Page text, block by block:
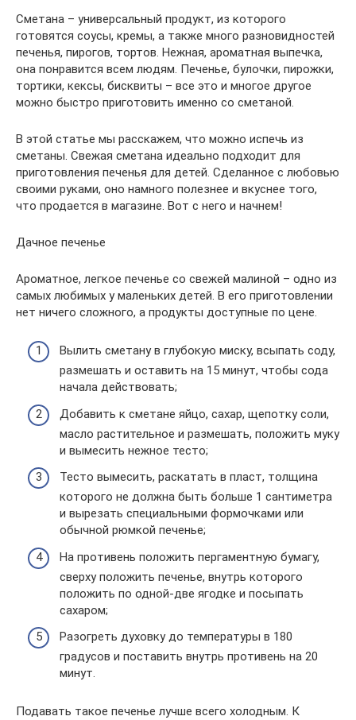
Сметана – универсальный продукт, из которого
готовятся соусы, кремы, а также много разновидностей
печенья, пирогов, тортов. Нежная, ароматная выпечка,
она понравится всем людям. Печенье, булочки, пирожки,
тортики, кексы, бисквиты – все это и многое другое
можно быстро приготовить именно со сметаной.
В этой статье мы расскажем, что можно испечь из
сметаны. Свежая сметана идеально подходит для
приготовления печенья для детей. Сделанное с любовью
своими руками, оно намного полезнее и вкуснее того,
что продается в магазине. Вот с него и начнем!
Дачное печенье
Ароматное, легкое печенье со свежей малиной – одно из
самых любимых у маленьких детей. В его приготовлении
нет ничего сложного, а продукты доступные по цене.
Вылить сметану в глубокую миску, всыпать соду,
размешать и оставить на 15 минут, чтобы сода
начала действовать;
Добавить к сметане яйцо, сахар, щепотку соли,
масло растительное и размешать, положить муку
и вымесить нежное тесто;
Тесто вымесить, раскатать в пласт, толщина
которого не должна быть больше 1 сантиметра
и вырезать специальными формочками или
обычной рюмкой печенье;
На противень положить пергаментную бумагу,
сверху положить печенье, внутрь которого
положить по одной-две ягодке и посыпать
сахаром;
Разогреть духовку до температуры в 180
градусов и поставить внутрь противень на 20
минут.
Подавать такое печенье лучше всего холодным. К